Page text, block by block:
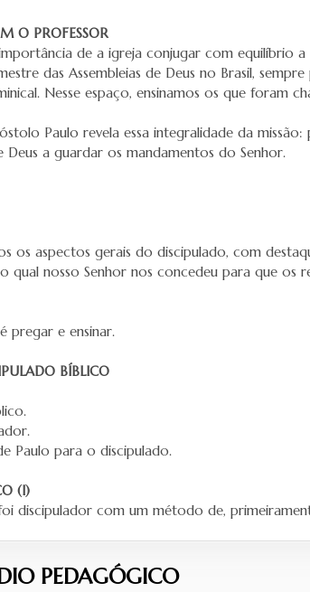
O PROFESSOR
de a igreja conjugar com equilíbrio
das Assembleias de Deus no Brasil,
Nesse espaço, ensinamos os que foram
Paulo revela essa integralidade da
Deus a guardar os mandamentos do Senhor.
os aspectos gerais do discipulado, com
qual nosso Senhor nos concedeu para que
pregar e ensinar.
BÍBLICO
Paulo para o discipulado.
(I)
discipulador com um método de,
PEDAGÓGICO